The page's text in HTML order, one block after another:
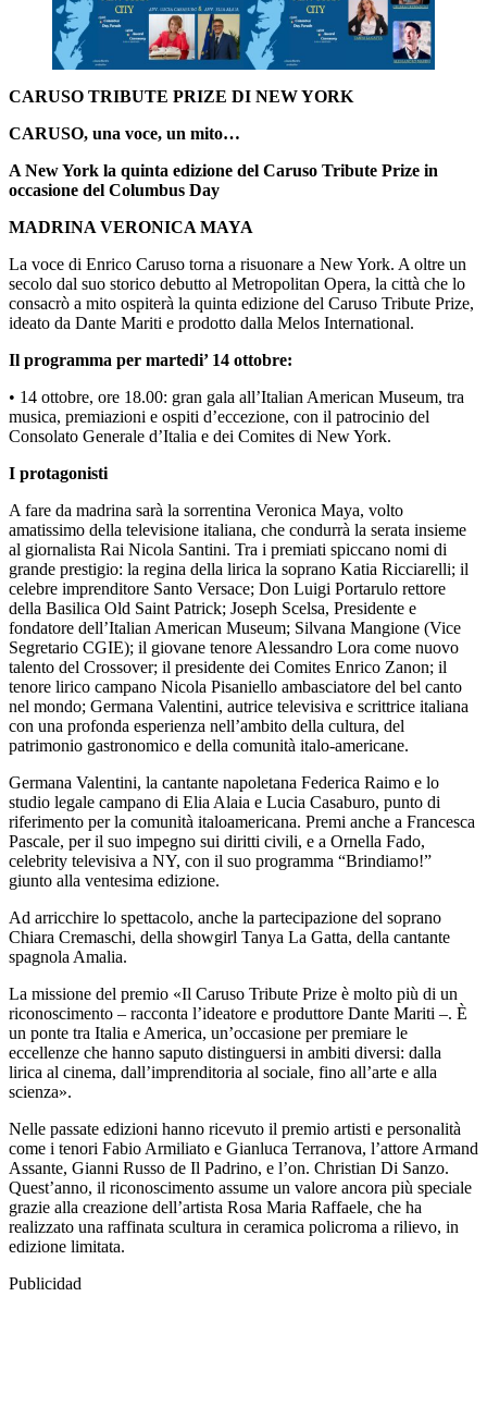
CARUSO TRIBUTE PRIZE DI NEW YORK
CARUSO, una voce, un mito…
A New York la quinta edizione del Caruso Tribute Prize in
occasione del Columbus Day
MADRINA VERONICA MAYA
La voce di Enrico Caruso torna a risuonare a New York. A oltre un
secolo dal suo storico debutto al Metropolitan Opera, la città che lo
consacrò a mito ospiterà la quinta edizione del Caruso Tribute Prize,
ideato da Dante Mariti e prodotto dalla Melos International.
Il programma per martedi’ 14 ottobre:
• 14 ottobre, ore 18.00: gran gala all’Italian American Museum, tra
musica, premiazioni e ospiti d’eccezione, con il patrocinio del
Consolato Generale d’Italia e dei Comites di New York.
I protagonisti
A fare da madrina sarà la sorrentina Veronica Maya, volto
amatissimo della televisione italiana, che condurrà la serata insieme
al giornalista Rai Nicola Santini. Tra i premiati spiccano nomi di
grande prestigio: la regina della lirica la soprano Katia Ricciarelli; il
celebre imprenditore Santo Versace; Don Luigi Portarulo rettore
della Basilica Old Saint Patrick; Joseph Scelsa, Presidente e
fondatore dell’Italian American Museum; Silvana Mangione (Vice
Segretario CGIE); il giovane tenore Alessandro Lora come nuovo
talento del Crossover; il presidente dei Comites Enrico Zanon; il
tenore lirico campano Nicola Pisaniello ambasciatore del bel canto
nel mondo; Germana Valentini, autrice televisiva e scrittrice italiana
con una profonda esperienza nell’ambito della cultura, del
patrimonio gastronomico e della comunità italo-americane.
Germana Valentini, la cantante napoletana Federica Raimo e lo
studio legale campano di Elia Alaia e Lucia Casaburo, punto di
riferimento per la comunità italoamericana. Premi anche a Francesca
Pascale, per il suo impegno sui diritti civili, e a Ornella Fado,
celebrity televisiva a NY, con il suo programma “Brindiamo!”
giunto alla ventesima edizione.
Ad arricchire lo spettacolo, anche la partecipazione del soprano
Chiara Cremaschi, della showgirl Tanya La Gatta, della cantante
spagnola Amalia.
La missione del premio «Il Caruso Tribute Prize è molto più di un
riconoscimento – racconta l’ideatore e produttore Dante Mariti –. È
un ponte tra Italia e America, un’occasione per premiare le
eccellenze che hanno saputo distinguersi in ambiti diversi: dalla
lirica al cinema, dall’imprenditoria al sociale, fino all’arte e alla
scienza».
Nelle passate edizioni hanno ricevuto il premio artisti e personalità
come i tenori Fabio Armiliato e Gianluca Terranova, l’attore Armand
Assante, Gianni Russo de Il Padrino, e l’on. Christian Di Sanzo.
Quest’anno, il riconoscimento assume un valore ancora più speciale
grazie alla creazione dell’artista Rosa Maria Raffaele, che ha
realizzato una raffinata scultura in ceramica policroma a rilievo, in
edizione limitata.
Publicidad